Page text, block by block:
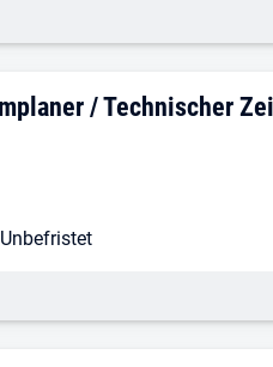
/ Technischer
Befristung:
Unbefristet